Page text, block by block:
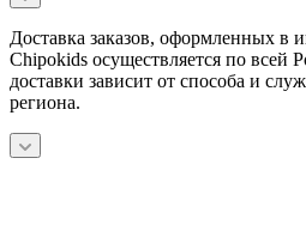
Доставка заказов, оформленных в
Chipokids осуществляется по всей
доставки зависит от способа и
региона.